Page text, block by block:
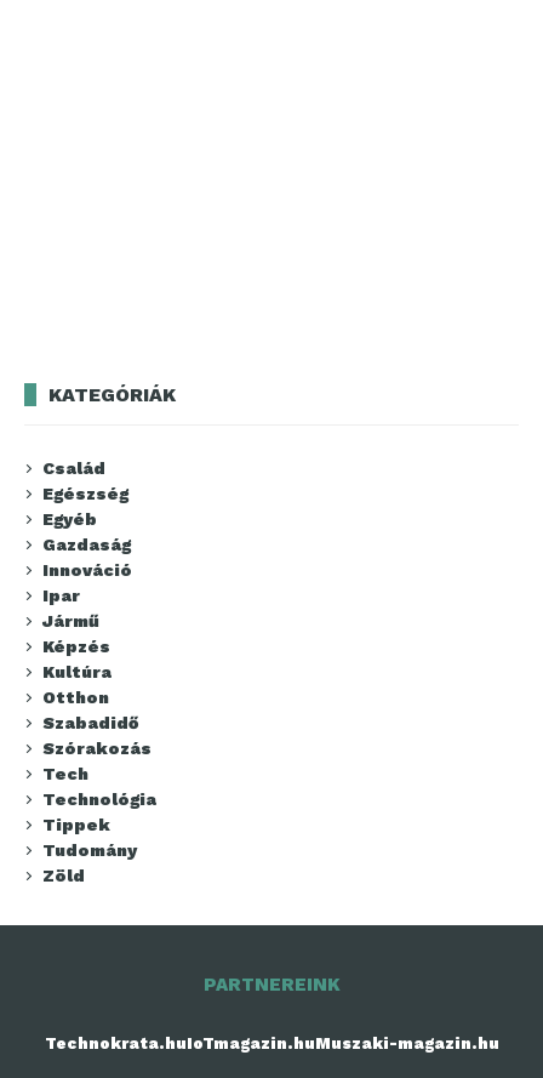
KATEGÓRIÁK
Család
Egészség
Egyéb
Gazdaság
Innováció
Ipar
Jármű
Képzés
Kultúra
Otthon
Szabadidő
Szórakozás
Tech
Technológia
Tippek
Tudomány
Zöld
PARTNEREINK
Technokrata.huIoTmagazin.huMuszaki-magazin.hu